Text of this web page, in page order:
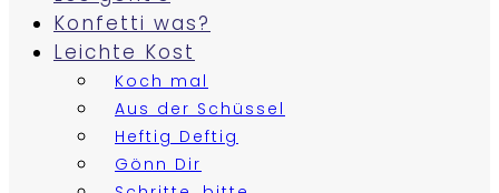
Konfetti was?
Leichte Kost
Koch mal
Aus der Schüssel
Heftig Deftig
Gönn Dir